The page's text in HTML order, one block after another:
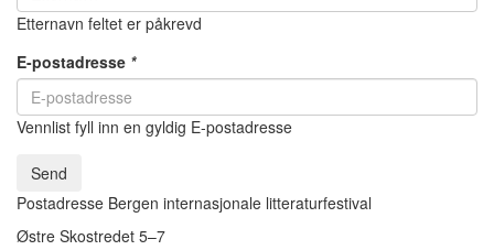
Etternavn feltet er påkrevd
E-postadresse *
Vennlist fyll inn en gyldig E-postadresse
Send
Postadresse Bergen internasjonale litteraturfestival
Østre Skostredet 5–7